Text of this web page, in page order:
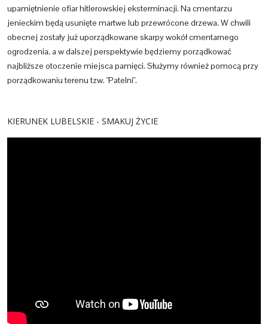
upamiętnienie ofiar hitlerowskiej eksterminacji. Na cmentarzu
jenieckim będą usunięte martwe lub przewrócone drzewa. W chwili
obecnej zostały już uporządkowane skarpy wokół cmentarnego
ogrodzenia, a w dalszej perspektywie będziemy porządkować
najbliższe otoczenie miejsca pamięci. Służymy również pomocą przy
porządkowaniu terenu tzw. "Patelni".
KIERUNEK LUBELSKIE - SMAKUJ ŻYCIE